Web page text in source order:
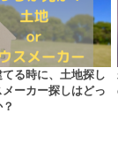
てる時に、土地探し
メーカー探しはどっ